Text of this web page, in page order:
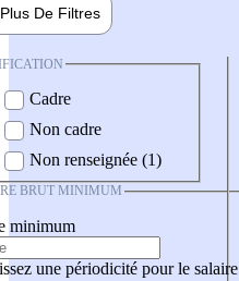
Plus De Filtres
Cadre
Non cadre
Non renseignée (1)
BRUT MINIMUM
minimum
une périodicité pour le